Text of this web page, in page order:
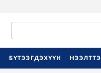
БҮТЭЭГДЭХҮҮН